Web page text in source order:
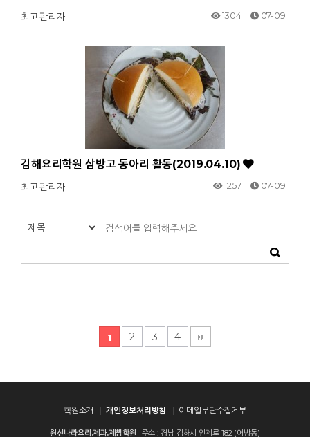
최고관리자 1304 07-09
김해요리학원 삼방고 동아리 활동(2019.04.10)
최고관리자 1257 07-09
1 2 3 4
학원소개 개인정보처리방침 이메일무단수집거부
원선나라요리.제과.제빵학원 주소 : 경남 김해시 인제로 182 (어방동)